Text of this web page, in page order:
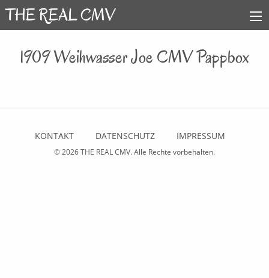
1909 Weihwasser Joe CMV Pappbox
KONTAKT DATENSCHUTZ IMPRESSUM
© 2026THE REAL CMV. Alle Rechte vorbehalten.